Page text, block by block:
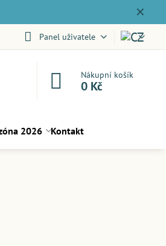
✕
Panel uživatele
Nákupní košík
0 Kč
2026 Kontakt